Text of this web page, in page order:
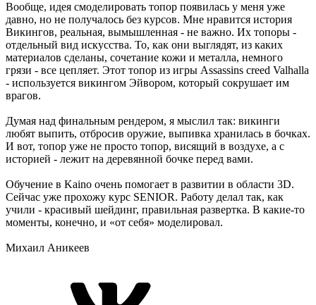
Вообще, идея смоделировать топор появилась у меня уже
давно, но не получалось без курсов. Мне нравится история
Викингов, реальная, вымышленная - не важно. Их топоры -
отдельный вид искусства. То, как они выглядят, из каких
материалов сделаны, сочетание кожи и металла, немного
грязи - все цепляет. Этот топор из игры Assassins creed Valhalla
- используется викингом Эйвором, который сокрушает им
врагов.
Думая над финальным рендером, я мыслил так: викинги
любят выпить, отбросив оружие, выпивка хранилась в бочках.
И вот, топор уже не просто топор, висящий в воздухе, а с
историей - лежит на деревянной бочке перед вами.
Обучение в Kaino очень помогает в развитии в области 3D.
Сейчас уже прохожу курс SENIOR. Работу делал так, как
учили - красивый шейдинг, правильная развертка. В какие-то
моменты, конечно, и «от себя» моделировал.
Михаил Аникеев